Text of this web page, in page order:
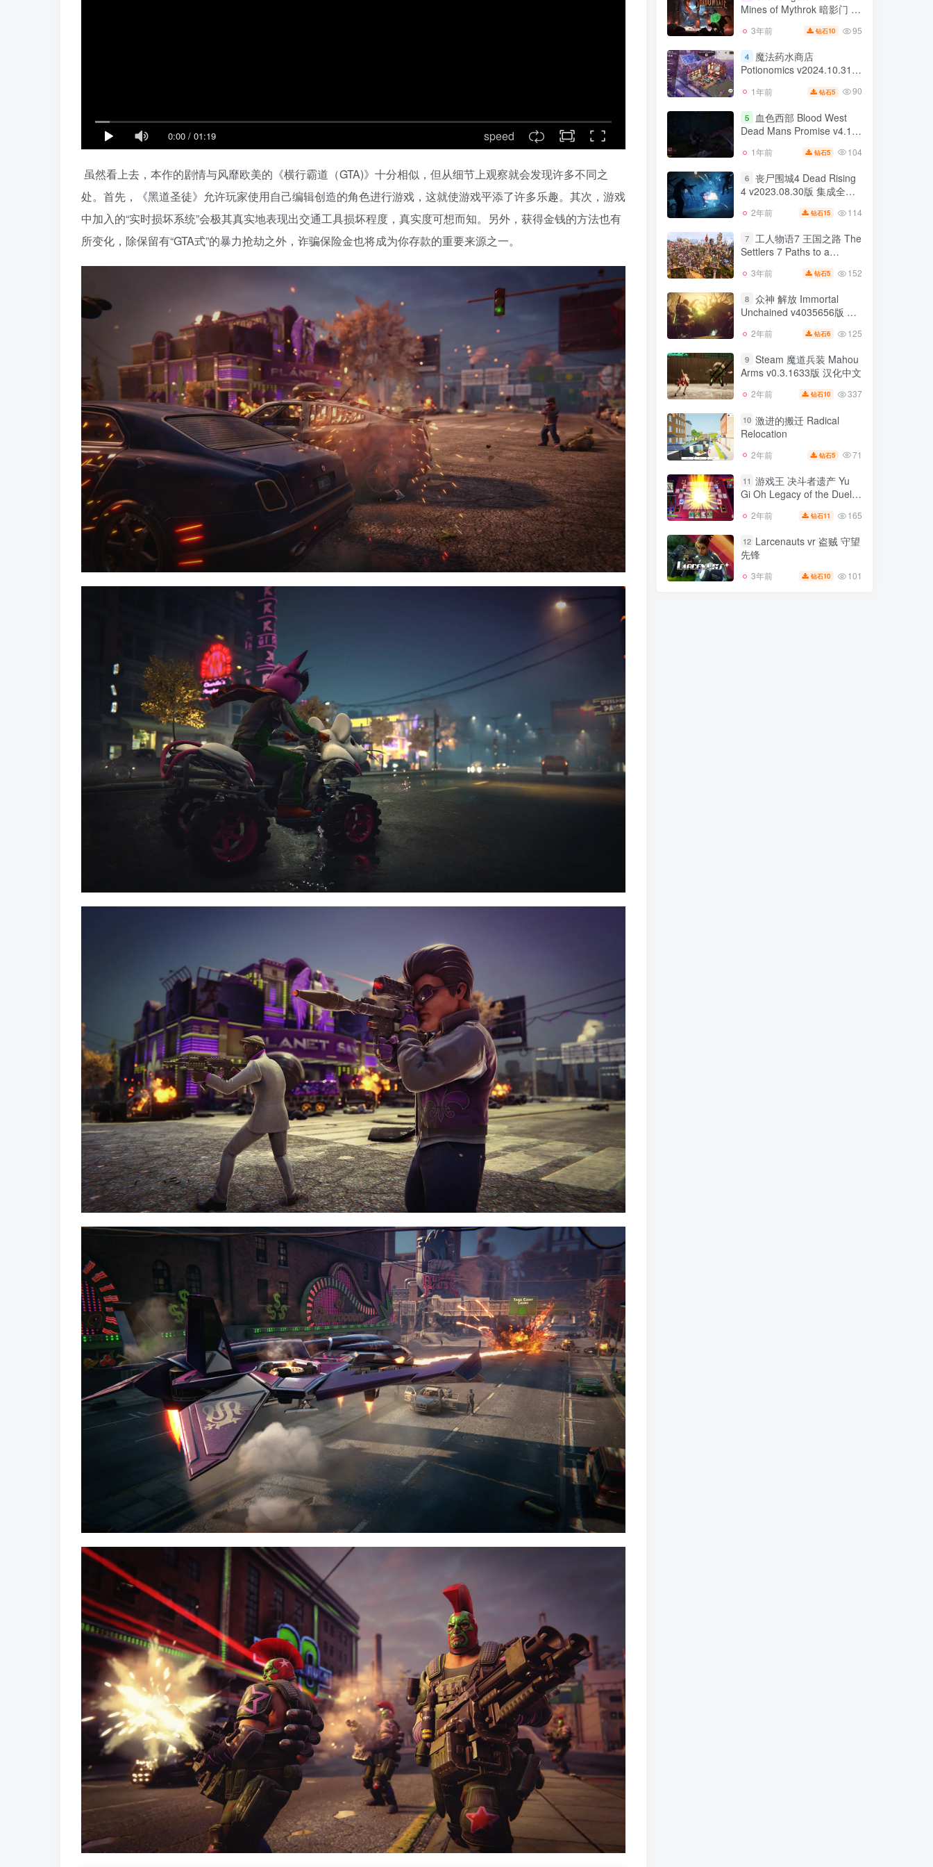
0:00 / 01:19 speed
虽然看上去，本作的剧情与风靡欧美的《横行霸道（GTA)》十分相似，但从细节上观察就会发现许多不同之
处。首先，《黑道圣徒》允许玩家使用自己编辑创造的角色进行游戏，这就使游戏平添了许多乐趣。其次，游戏
中加入的“实时损坏系统”会极其真实地表现出交通工具损坏程度，真实度可想而知。另外，获得金钱的方法也有
所变化，除保留有“GTA式”的暴力抢劫之外，诈骗保险金也将成为你存款的重要来源之一。
Mines of Mythrok 暗影门 矿
3年前 钻石10 95
4
魔法药水商店
Potionomics v2024.10.31版
1年前 钻石5 90
5
血色西部 Blood West
Dead Mans Promise v4.1.0
1年前 钻石5 104
6 丧尸围城4 Dead Rising
4 v2023.08.30版 集成全
案 1丧尸围城3 天启版 Dead
DLC 官方中文
2年前 钻石15 114
7 工人物语7 王国之路 The
Settlers 7 Paths to a
Kingdom 豪华黄金版 汉化
中文3年前 钻石5 152
8 众神 解放 Immortal
Unchained v4035656版 集
成全DLC 官方中文
2年前 钻石6 125
9 Steam 魔道兵装 Mahou
Arms v0.3.1633版 汉化中文
2年前 钻石10 337
10 激进的搬迁 Radical
Relocation
2年前 钻石5 71
11 游戏王 决斗者遗产 Yu
Gi Oh Legacy of the Duelist
戏王 决斗者遗产链接进化
2年前 钻石11 165
12 Larcenauts vr 盗贼 守望
先锋
3年前 钻石10 101
2年前 钻石7 92
3
Shadowgate VR The
山
3年前 钻石10 95
4
魔法药水商店
Potionomics v2024.10.31版
集成全DLC 官方中文
1年前 钻石 5
5
血色西部 Blood West
版 官方英文
1年前 钻石 5
6
丧尸围城4 Dead Rising
DLC 官方中文 3 2 2绝密档
案 1丧尸围城3 天启版 Dead
Rising 3 v1.0.0.6版 集成全
2年前 钻石 15
7
工人物语7 王国之路 The
Kingdom 豪华黄金版 汉化
中文3年前 钻石5 152
8
众神 解放 Immortal
成全DLC 官方中文
2年前 钻石6 125
9
Steam 魔道兵装 Mahou
2年前
10 激进的搬迁 Radical
2年前 钻石 5
11 游戏王 决斗者遗产 Yu
集成1号升级档 汉化中文 游
戏王 决斗者遗产链接进化
v1.0.0.1版 汉化中文
2年前
12 Larcenauts vr 盗贼 守望